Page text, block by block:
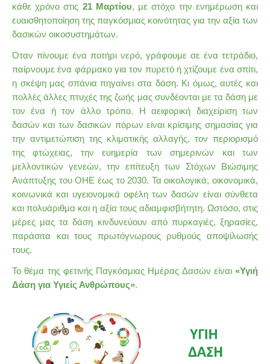
κάθε χρόνο στις 21 Μαρτίου, με στόχο την ενημέρωση και
ευαισθητοποίηση της παγκόσμιας κοινότητας για την αξία των
δασικών οικοσυστημάτων.
Όταν πίνουμε ένα ποτήρι νερό, γράφουμε σε ένα τετράδιο,
παίρνουμε ένα φάρμακο για τον πυρετό ή χτίζουμε ένα σπίτι,
η σκέψη μας σπάνια πηγαίνει στα δάση. Κι όμως, αυτές και
πολλές άλλες πτυχές της ζωής μας συνδέονται με τα δάση με
τον ένα ή τον άλλο τρόπο. Η αειφορική διαχείριση των
δασών και των δασικών πόρων είναι κρίσιμης σημασίας για
την αντιμετώπιση της κλιματικής αλλαγής, τον περιορισμό
της φτώχειας, την ευημερία των σημερινών και των
μελλοντικών γενεών, την επίτευξη των Στόχων Βιώσιμης
Ανάπτυξης του ΟΗΕ έως το 2030. Τα οικολογικά, οικονομικά,
κοινωνικά και υγειονομικά οφέλη των δασών είναι σύνθετα
και πολυάριθμα και η αξία τους αδιαμφισβήτητη. Ωστόσο, στις
μέρες μας τα δάση κινδυνεύουν από πυρκαγιές, ξηρασίες,
παράσιτα και τους πρωτόγνωρους ρυθμούς αποψίλωσής
τους.
Το θέμα της φετινής Παγκόσμιας Ημέρας Δασών είναι «Υγιή
Δάση για Υγιείς Ανθρώπους».